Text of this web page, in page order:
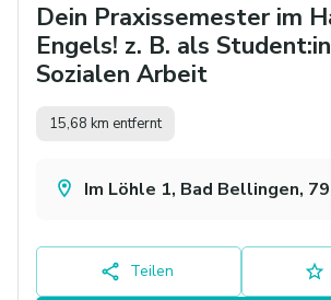
Dein Praxissemester im
Engels! z. B. als
Sozialen Arbeit
15,68 km entfernt
Im Löhle 1, Bad Bellingen,
Teilen